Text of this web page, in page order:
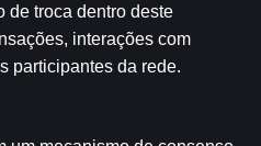
de troca dentro deste
interações com
participantes da rede.